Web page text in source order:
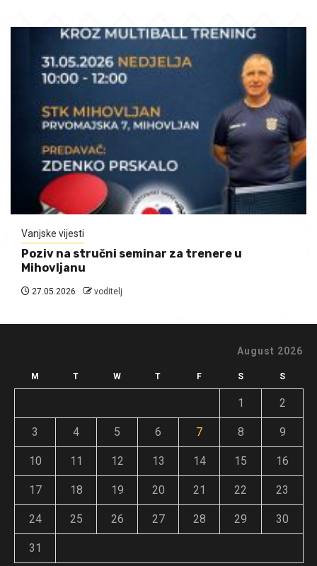
Vanjske vijesti
Poziv na stručni seminar za trenere u
Mihovljanu
27.05.2026 voditelj
August 2026
M T W T F S S
1 2
3 4 5 6 7 8 9
10 11 12 13 14 15 16
17 18 19 20 21 22 23
24 25 26 27 28 29 30
31